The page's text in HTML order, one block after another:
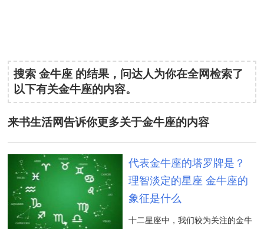
搜索金牛座 的结果，问达人为你在全网检索了
以下有关金牛座的内容。
来书生活网告诉你更多关于金牛座的内容
代表金牛座的塔罗牌是？
理智淡定的星座 金牛座的
象征是什么
十二星座中，我们较为关注的金牛